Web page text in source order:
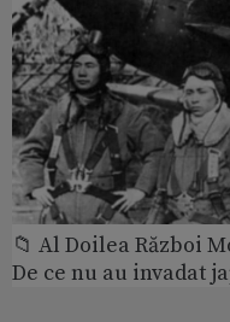
📁 Al Doilea Război
De ce nu au invadat